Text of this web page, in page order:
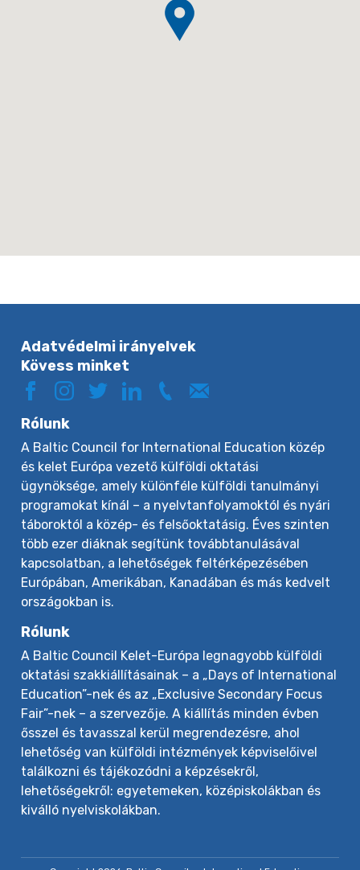
Adatvédelmi irányelvek
Kövess minket
Rólunk
A Baltic Council for International Education közép
és kelet Európa vezető külföldi oktatási
ügynöksége, amely különféle külföldi tanulmányi
programokat kínál – a nyelvtanfolyamoktól és nyári
táboroktól a közép- és felsőoktatásig. Éves szinten
több ezer diáknak segítünk továbbtanulásával
kapcsolatban, a lehetőségek feltérképezésében
Európában, Amerikában, Kanadában és más kedvelt
országokban is.
Rólunk
A Baltic Council Kelet-Európa legnagyobb külföldi
oktatási szakkiállításainak – a „Days of International
Education”-nek és az „Exclusive Secondary Focus
Fair”-nek – a szervezője. A kiállítás minden évben
ősszel és tavasszal kerül megrendezésre, ahol
lehetőség van külföldi intézmények képviselőivel
találkozni és tájékozódni a képzésekről,
lehetőségekről: egyetemeken, középiskolákban és
kiválló nyelviskolákban.